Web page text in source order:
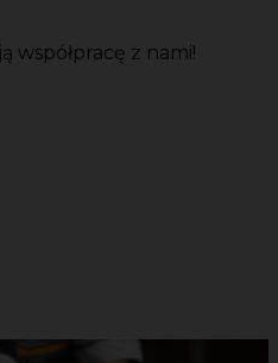
współpracę z nami!